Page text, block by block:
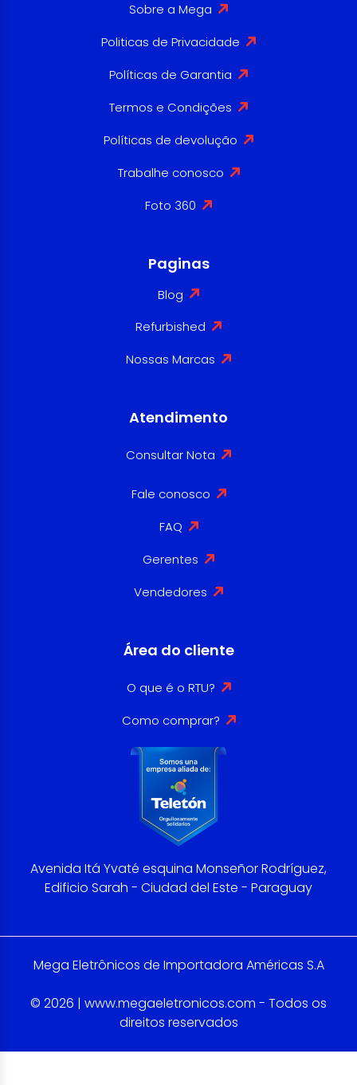
Sobre a Mega
Politicas de Privacidade
Políticas de Garantia
Termos e Condições
Políticas de devolução
Trabalhe conosco
Foto 360
Paginas
Blog
Refurbished
Nossas Marcas
Atendimento
Consultar Nota
Fale conosco
FAQ
Gerentes
Vendedores
Área do cliente
O que é o RTU?
Como comprar?
Avenida Itá Yvaté esquina Monseñor Rodríguez,
Edificio Sarah - Ciudad del Este - Paraguay
Mega Eletrônicos de Importadora Américas S.A
© 2026 | www.megaeletronicos.com - Todos os
direitos reservados